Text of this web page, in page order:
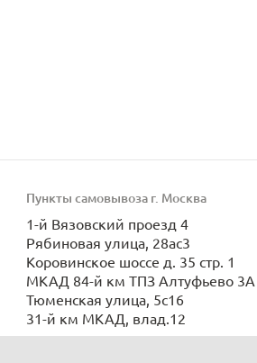
Пункты самовывоза г. Москва
1-й Вязовский проезд 4
Рябиновая улица, 28ас3
Коровинское шоссе д. 35 стр. 1
МКАД 84-й км ТПЗ Алтуфьево 3А
Тюменская улица, 5с16
31-й км МКАД, влад.12